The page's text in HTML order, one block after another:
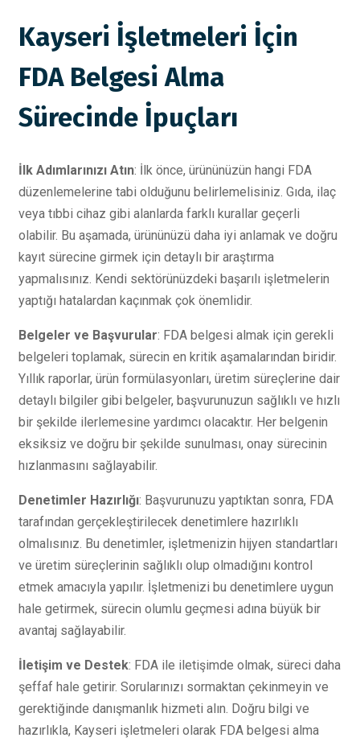
Kayseri İşletmeleri İçin
FDA Belgesi Alma
Sürecinde İpuçları
İlk Adımlarınızı Atın: İlk önce, ürününüzün hangi FDA
düzenlemelerine tabi olduğunu belirlemelisiniz. Gıda, ilaç
veya tıbbi cihaz gibi alanlarda farklı kurallar geçerli
olabilir. Bu aşamada, ürününüzü daha iyi anlamak ve doğru
kayıt sürecine girmek için detaylı bir araştırma
yapmalısınız. Kendi sektörünüzdeki başarılı işletmelerin
yaptığı hatalardan kaçınmak çok önemlidir.
Belgeler ve Başvurular: FDA belgesi almak için gerekli
belgeleri toplamak, sürecin en kritik aşamalarından biridir.
Yıllık raporlar, ürün formülasyonları, üretim süreçlerine dair
detaylı bilgiler gibi belgeler, başvurunuzun sağlıklı ve hızlı
bir şekilde ilerlemesine yardımcı olacaktır. Her belgenin
eksiksiz ve doğru bir şekilde sunulması, onay sürecinin
hızlanmasını sağlayabilir.
Denetimler Hazırlığı: Başvurunuzu yaptıktan sonra, FDA
tarafından gerçekleştirilecek denetimlere hazırlıklı
olmalısınız. Bu denetimler, işletmenizin hijyen standartları
ve üretim süreçlerinin sağlıklı olup olmadığını kontrol
etmek amacıyla yapılır. İşletmenizi bu denetimlere uygun
hale getirmek, sürecin olumlu geçmesi adına büyük bir
avantaj sağlayabilir.
İletişim ve Destek: FDA ile iletişimde olmak, süreci daha
şeffaf hale getirir. Sorularınızı sormaktan çekinmeyin ve
gerektiğinde danışmanlık hizmeti alın. Doğru bilgi ve
hazırlıkla, Kayseri işletmeleri olarak FDA belgesi alma